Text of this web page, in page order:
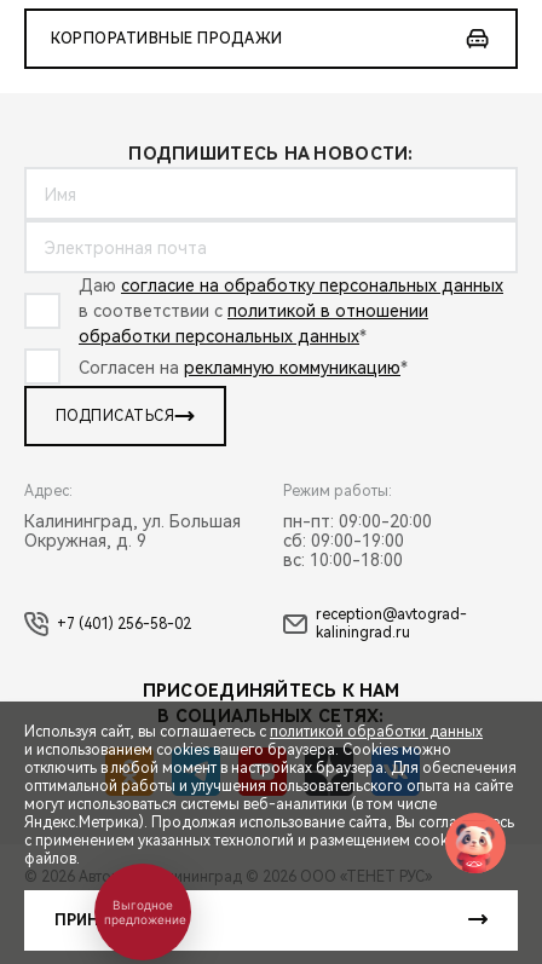
СПЕЦПРЕДЛОЖЕНИЯ
ЗАПИСЬ НА ТЕСТ-ДРАЙВ
РАСЧЕТ КРЕДИТА
КОРПОРАТИВНЫЕ ПРОДАЖИ
ПОДПИШИТЕСЬ НА НОВОСТИ:
Даю согласие на обработку персональных данных
в соответствии с политикой в отношении
обработки персональных данных*
Согласен на рекламную коммуникацию*
ПОДПИСАТЬСЯ
Адрес:
Калининград, ул. Большая
Окружная, д. 9
Режим работы:
пн-пт: 09:00-20:00
сб: 09:00-19:00
вс: 10:00-18:00
+7 (401) 256-58-02
reception@avtograd-
kaliningrad.ru
ПРИСОЕДИНЯЙТЕСЬ К НАМ
В СОЦИАЛЬНЫХ СЕТЯХ:
© 2026 Автоград Калининград © 2026 ООО «ТЕНЕТ РУС»
ПРАВОВАЯ ИНФОРМАЦИЯ
Сделано в ПЕРКС
Используя сайт, вы соглашаетесь с политикой обработки данных
и использованием cookies вашего браузера. Cookies можно
отключить в любой момент в настройках браузера. Для обеспечения
оптимальной работы и улучшения пользовательского опыта на сайте
могут использоваться системы веб-аналитики (в том числе
Яндекс.Метрика). Продолжая использование сайта, Вы соглашаетесь
с применением указанных технологий и размещением cookie-
файлов.
ПРИНЯТЬ
Выгодное
предложение